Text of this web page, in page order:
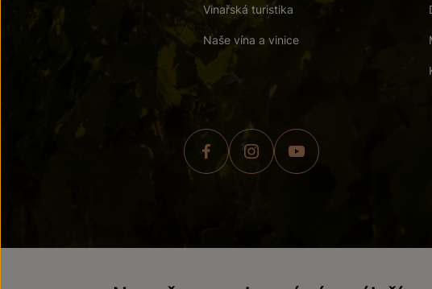
Vinařská turistika
Naše vína a vinice